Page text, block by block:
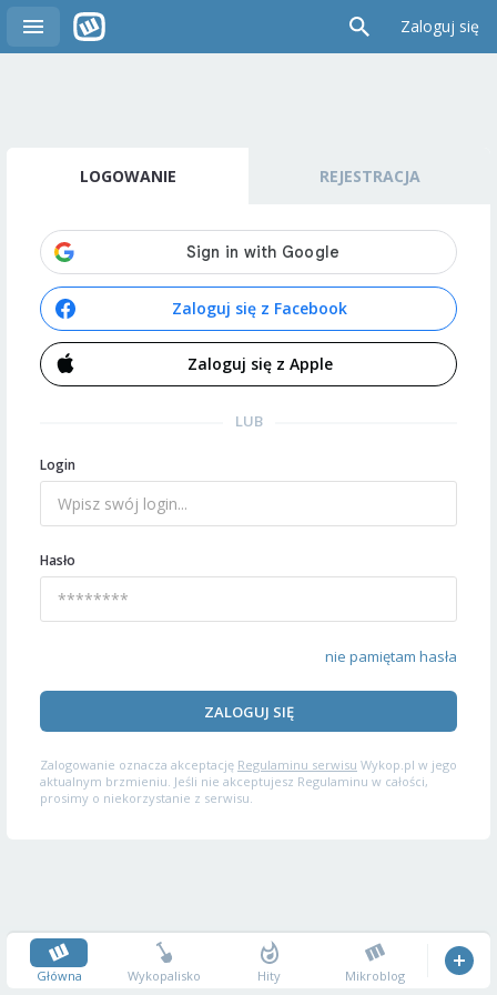
Zaloguj się
LOGOWANIE REJESTRACJA
Zaloguj się z Facebook
Zaloguj się z Apple
LUB
Login
Hasło
nie pamiętam hasła
ZALOGUJ SIĘ
Zalogowanie oznacza akceptację Regulaminu serwisu Wykop.pl w jego
aktualnym brzmieniu. Jeśli nie akceptujesz Regulaminu w całości,
prosimy o niekorzystanie z serwisu.
Główna Wykopalisko Hity Mikroblog